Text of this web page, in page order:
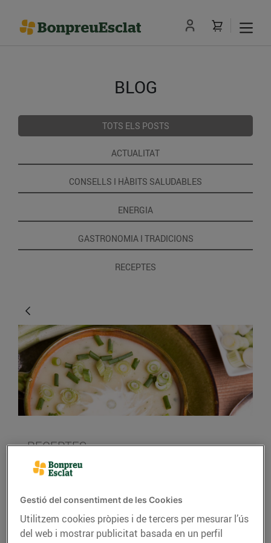
BLOG
TOTS ELS POSTS
ACTUALITAT
CONSELLS I HÀBITS SALUDABLES
ENERGIA
GASTRONOMIA I TRADICIONS
RECEPTES
RECEPTES
6 sopes fredes diferents
per a l’estiu
08/de juliol/2024
Gestió del consentiment de les Cookies
Utilitzem cookies pròpies i de tercers per mesurar l’ús
del web i mostrar publicitat basada en un perfil